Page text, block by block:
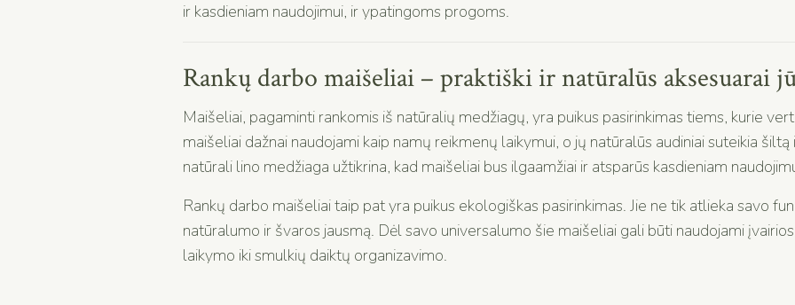
ir kasdieniam naudojimui, ir ypatingoms progoms.
Rankų darbo maišeliai – praktiški ir natūralūs aksesuarai
Maišeliai, pagaminti rankomis iš natūralių medžiagų, yra puikus pasirinkimas tiems, kurie
maišeliai dažnai naudojami kaip namų reikmenų laikymui, o jų natūralūs audiniai suteikia
natūrali lino medžiaga užtikrina, kad maišeliai bus ilgaamžiai ir atsparūs kasdieniam
Rankų darbo maišeliai taip pat yra puikus ekologiškas pasirinkimas. Jie ne tik atlieka savo
natūralumo ir švaros jausmą. Dėl savo universalumo šie maišeliai gali būti naudojami
laikymo iki smulkių daiktų organizavimo.